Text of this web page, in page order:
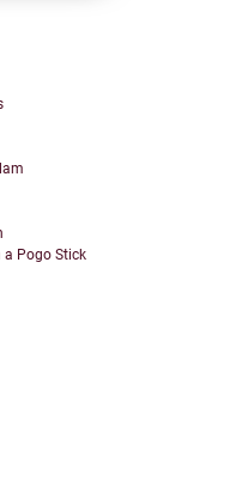
a Pogo Stick